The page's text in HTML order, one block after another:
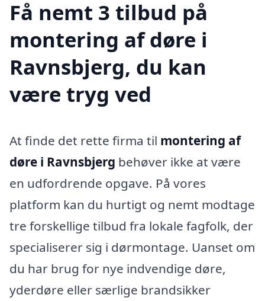
Få nemt 3 tilbud på
montering af døre i
Ravnsbjerg, du kan
være tryg ved
At finde det rette firma til montering af
døre i Ravnsbjerg behøver ikke at være
en udfordrende opgave. På vores
platform kan du hurtigt og nemt modtage
tre forskellige tilbud fra lokale fagfolk, der
specialiserer sig i dørmontage. Uanset om
du har brug for nye indvendige døre,
yderdøre eller særlige brandsikker